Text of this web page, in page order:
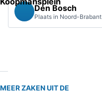
Den Bosch
Plaats in Noord-Brabant
MEER ZAKEN UIT DE